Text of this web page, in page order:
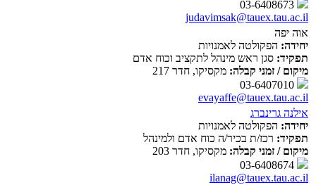
judavimsak@tauex.tau.ac.il
אוה יפה
יחידה: הפקולטה לאמנויות
תפקיד: סגן ראש מינהל לתקציב וכוח אדם
מיקום / זמני קבלה: מקסיקו, חדר 217
evayaffe@tauex.tau.ac.il
אילנה גרינברג
יחידה: הפקולטה לאמנויות
תפקיד: רכז/ת בכיר/ה כוח אדם ולמינהל
מיקום / זמני קבלה: מקסיקו, חדר 203
ilanag@tauex.tau.ac.il